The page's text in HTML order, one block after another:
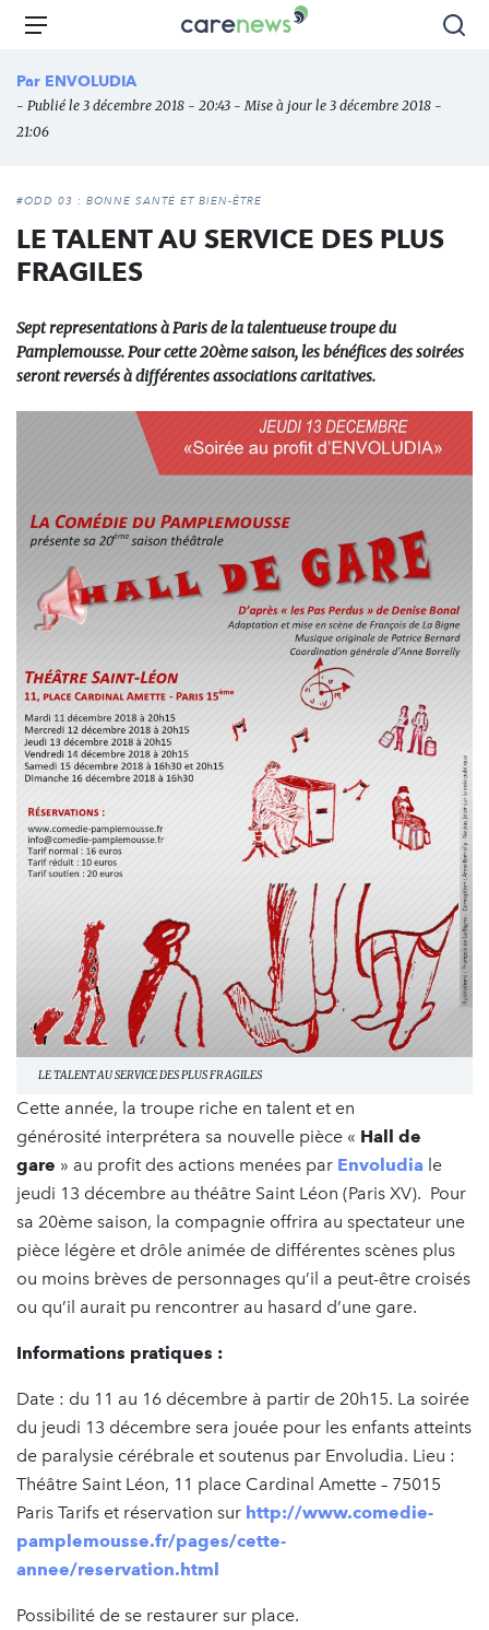
Aller
principal
Carenews,
des
Menu
Par ENVOLUDIA
- Publié le 3 décembre 2018 - 20:43 - Mise à jour le 3 décembre 2018 -
21:06
#ODD 03 : BONNE SANTÉ ET BIEN-ÊTRE
LE TALENT AU SERVICE DES PLUS
FRAGILES
Sept representations à Paris de la talentueuse troupe du
Pamplemousse. Pour cette 20ème saison, les bénéfices des soirées
seront reversés à différentes associations caritatives.
LE TALENT AU SERVICE DES PLUS FRAGILES
Cette année, la troupe riche en talent et en
générosité interprétera sa nouvelle pièce « Hall de
gare » au profit des actions menées par Envoludia le
jeudi 13 décembre au théâtre Saint Léon (Paris XV). Pour
sa 20ème saison, la compagnie offrira au spectateur une
pièce légère et drôle animée de différentes scènes plus
ou moins brèves de personnages qu’il a peut-être croisés
ou qu’il aurait pu rencontrer au hasard d’une gare.
Informations pratiques :
Date : du 11 au 16 décembre à partir de 20h15. La soirée
du jeudi 13 décembre sera jouée pour les enfants atteints
de paralysie cérébrale et soutenus par Envoludia. Lieu :
Théâtre Saint Léon, 11 place Cardinal Amette – 75015
Paris Tarifs et réservation sur http://www.comedie-
pamplemousse.fr/pages/cette-
annee/reservation.html
Possibilité de se restaurer sur place.